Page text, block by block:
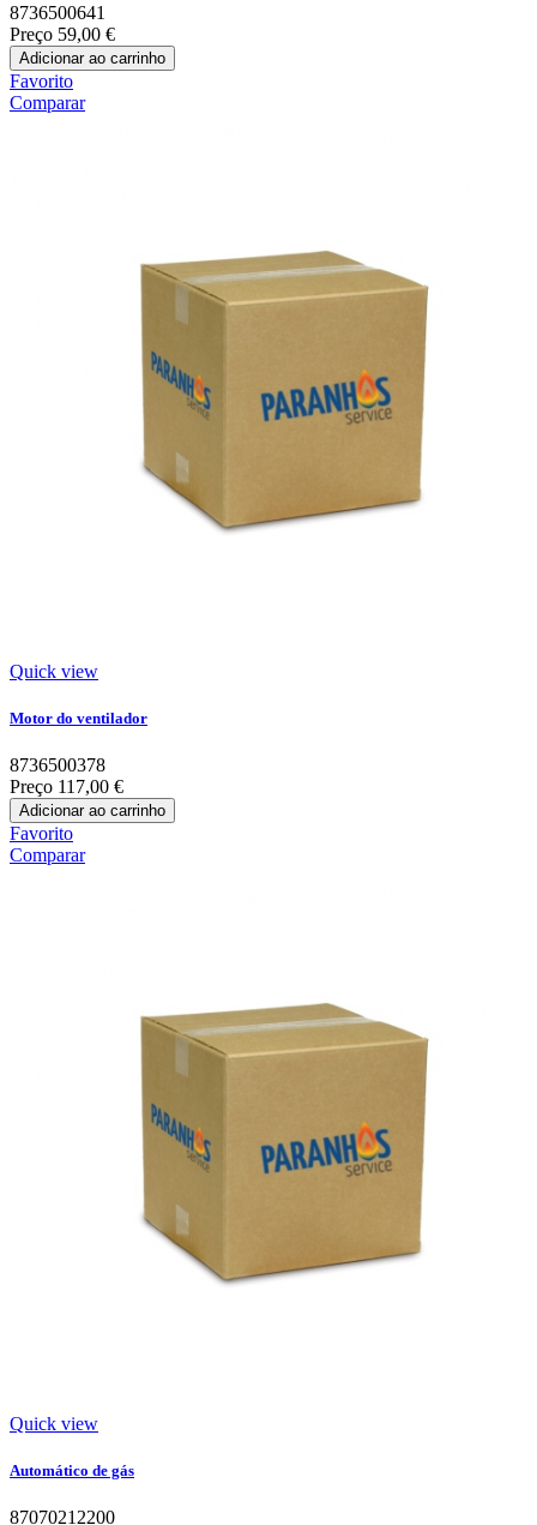
8736500641
Preço 59,00 €
Adicionar ao carrinho
Favorito
Comparar
Quick view
Motor do ventilador
8736500378
Preço 117,00 €
Adicionar ao carrinho
Favorito
Comparar
Quick view
Automático de gás
87070212200